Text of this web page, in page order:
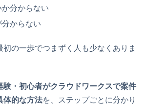
分からない
からない
初の一歩でつまずく人も少なくありま
験・初心者がクラウドワークスで案件
体的な方法を、ステップごとに分かり